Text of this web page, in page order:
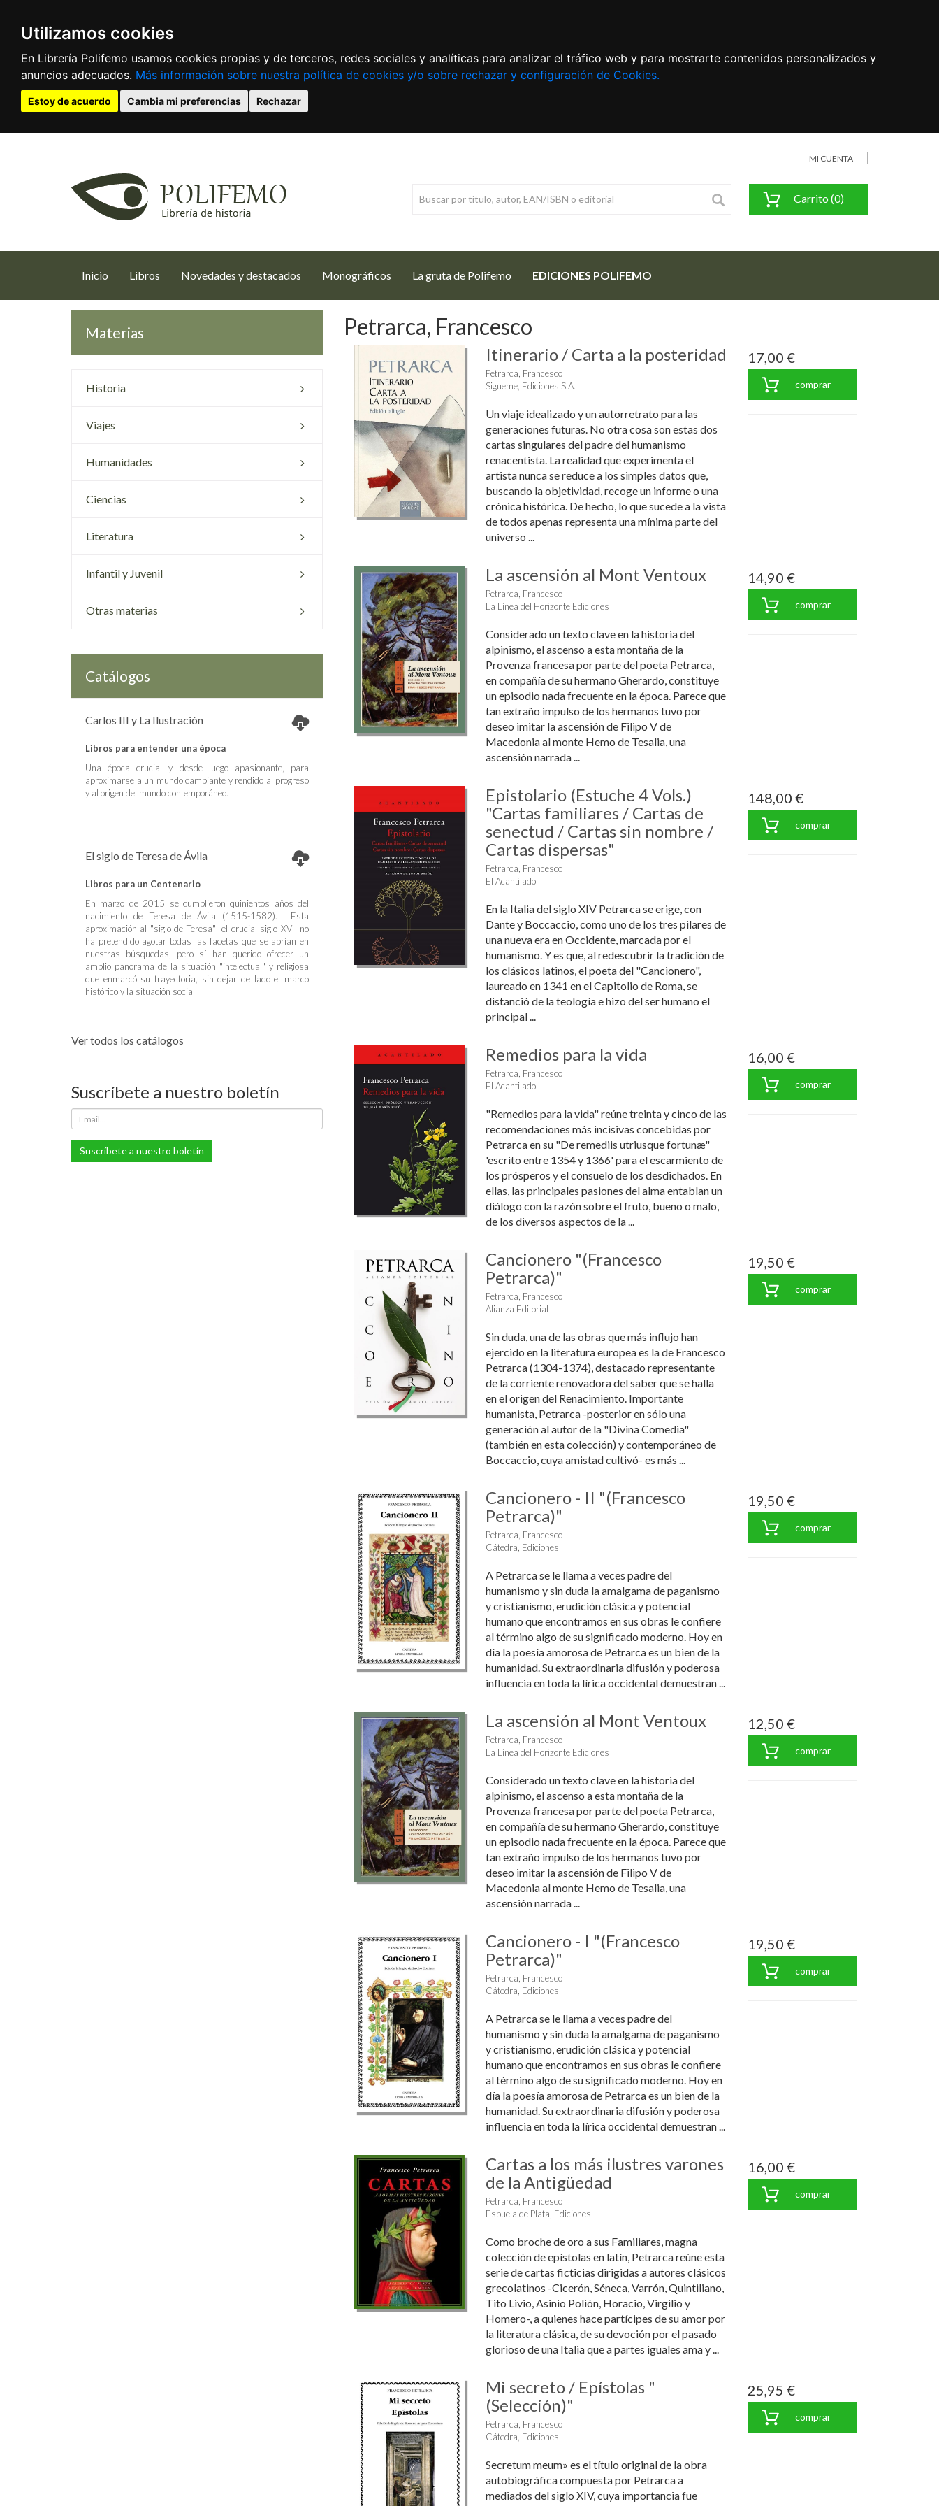
Utilizamos cookies
En Librería Polifemo usamos cookies propias y de terceros, redes sociales y analíticas para analizar el tráfico web y para mostrarte contenidos personalizados y
anuncios adecuados. Más información sobre nuestra política de cookies y/o sobre rechazar y configuración de Cookies.
Estoy de acuerdo Cambia mi preferencias Rechazar
MI CUENTA
Carrito (0)
Inicio (current)
Libros Novedades y destacados Monográficos La gruta de Polifemo EDICIONES POLIFEMO
Materias
Historia
Viajes
Humanidades
Ciencias
Literatura
Infantil y Juvenil
Otras materias
Catálogos
Carlos III y La Ilustración
Libros para entender una época
Una época crucial y desde luego apasionante, para
aproximarse a un mundo cambiante y rendido al progreso
y al origen del mundo contemporáneo.
El siglo de Teresa de Ávila
Libros para un Centenario
En marzo de 2015 se cumplieron quinientos años del
nacimiento de Teresa de Ávila (1515-1582). Esta
aproximación al "siglo de Teresa" -el crucial siglo XVI- no
ha pretendido agotar todas las facetas que se abrían en
nuestras búsquedas, pero sí han querido ofrecer un
amplio panorama de la situación "intelectual" y religiosa
que enmarcó su trayectoria, sin dejar de lado el marco
histórico y la situación social
Ver todos los catálogos
Suscríbete a nuestro boletín
Suscríbete a nuestro boletín
Petrarca, Francesco
Itinerario / Carta a la posteridad
Petrarca, Francesco
Sigueme, Ediciones S.A.
Un viaje idealizado y un autorretrato para las
generaciones futuras. No otra cosa son estas dos
cartas singulares del padre del humanismo
renacentista. La realidad que experimenta el
artista nunca se reduce a los simples datos que,
buscando la objetividad, recoge un informe o una
crónica histórica. De hecho, lo que sucede a la vista
de todos apenas representa una mínima parte del
universo ...
17,00 €
comprar
La ascensión al Mont Ventoux
Petrarca, Francesco
La Línea del Horizonte Ediciones
Considerado un texto clave en la historia del
alpinismo, el ascenso a esta montaña de la
Provenza francesa por parte del poeta Petrarca,
en compañía de su hermano Gherardo, constituye
un episodio nada frecuente en la época. Parece que
tan extraño impulso de los hermanos tuvo por
deseo imitar la ascensión de Filipo V de
Macedonia al monte Hemo de Tesalia, una
ascensión narrada ...
14,90 €
comprar
Epistolario (Estuche 4 Vols.)
"Cartas familiares / Cartas de
senectud / Cartas sin nombre /
Cartas dispersas"
Petrarca, Francesco
El Acantilado
En la Italia del siglo XIV Petrarca se erige, con
Dante y Boccaccio, como uno de los tres pilares de
una nueva era en Occidente, marcada por el
humanismo. Y es que, al redescubrir la tradición de
los clásicos latinos, el poeta del "Cancionero",
laureado en 1341 en el Capitolio de Roma, se
distanció de la teología e hizo del ser humano el
principal ...
148,00 €
comprar
Remedios para la vida
Petrarca, Francesco
El Acantilado
"Remedios para la vida" reúne treinta y cinco de las
recomendaciones más incisivas concebidas por
Petrarca en su "De remediis utriusque fortunæ"
'escrito entre 1354 y 1366' para el escarmiento de
los prósperos y el consuelo de los desdichados. En
ellas, las principales pasiones del alma entablan un
diálogo con la razón sobre el fruto, bueno o malo,
de los diversos aspectos de la ...
16,00 €
comprar
Cancionero "(Francesco
Petrarca)"
Petrarca, Francesco
Alianza Editorial
Sin duda, una de las obras que más influjo han
ejercido en la literatura europea es la de Francesco
Petrarca (1304-1374), destacado representante
de la corriente renovadora del saber que se halla
en el origen del Renacimiento. Importante
humanista, Petrarca -posterior en sólo una
generación al autor de la "Divina Comedia"
(también en esta colección) y contemporáneo de
Boccaccio, cuya amistad cultivó- es más ...
19,50 €
comprar
Cancionero - II "(Francesco
Petrarca)"
Petrarca, Francesco
Cátedra, Ediciones
A Petrarca se le llama a veces padre del
humanismo y sin duda la amalgama de paganismo
y cristianismo, erudición clásica y potencial
humano que encontramos en sus obras le confiere
al término algo de su significado moderno. Hoy en
día la poesía amorosa de Petrarca es un bien de la
humanidad. Su extraordinaria difusión y poderosa
influencia en toda la lírica occidental demuestran ...
19,50 €
comprar
La ascensión al Mont Ventoux
Petrarca, Francesco
La Línea del Horizonte Ediciones
Considerado un texto clave en la historia del
alpinismo, el ascenso a esta montaña de la
Provenza francesa por parte del poeta Petrarca,
en compañía de su hermano Gherardo, constituye
un episodio nada frecuente en la época. Parece que
tan extraño impulso de los hermanos tuvo por
deseo imitar la ascensión de Filipo V de
Macedonia al monte Hemo de Tesalia, una
ascensión narrada ...
12,50 €
comprar
Cancionero - I "(Francesco
Petrarca)"
Petrarca, Francesco
Cátedra, Ediciones
A Petrarca se le llama a veces padre del
humanismo y sin duda la amalgama de paganismo
y cristianismo, erudición clásica y potencial
humano que encontramos en sus obras le confiere
al término algo de su significado moderno. Hoy en
día la poesía amorosa de Petrarca es un bien de la
humanidad. Su extraordinaria difusión y poderosa
influencia en toda la lírica occidental demuestran ...
19,50 €
comprar
Cartas a los más ilustres varones
de la Antigüedad
Petrarca, Francesco
Espuela de Plata, Ediciones
Como broche de oro a sus Familiares, magna
colección de epístolas en latín, Petrarca reúne esta
serie de cartas ficticias dirigidas a autores clásicos
grecolatinos -Cicerón, Séneca, Varrón, Quintiliano,
Tito Livio, Asinio Polión, Horacio, Virgilio y
Homero-, a quienes hace partícipes de su amor por
la literatura clásica, de su devoción por el pasado
glorioso de una Italia que a partes iguales ama y ...
16,00 €
comprar
Mi secreto / Epístolas "
(Selección)"
Petrarca, Francesco
Cátedra, Ediciones
Secretum meum» es el título original de la obra
autobiográfica compuesta por Petrarca a
mediados del siglo XIV, cuya importancia fue
25,95 €
comprar